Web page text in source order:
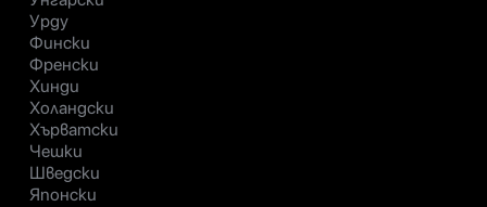
Урду
Фински
Френски
Хинди
Холандски
Хърватски
Чешки
Шведски
Японски